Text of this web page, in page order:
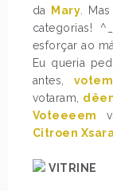
da
Mary .
categorias!
esforçar ao
Eu queria
antes,
votaram,
Voteeeem
Citroen
VITRINE